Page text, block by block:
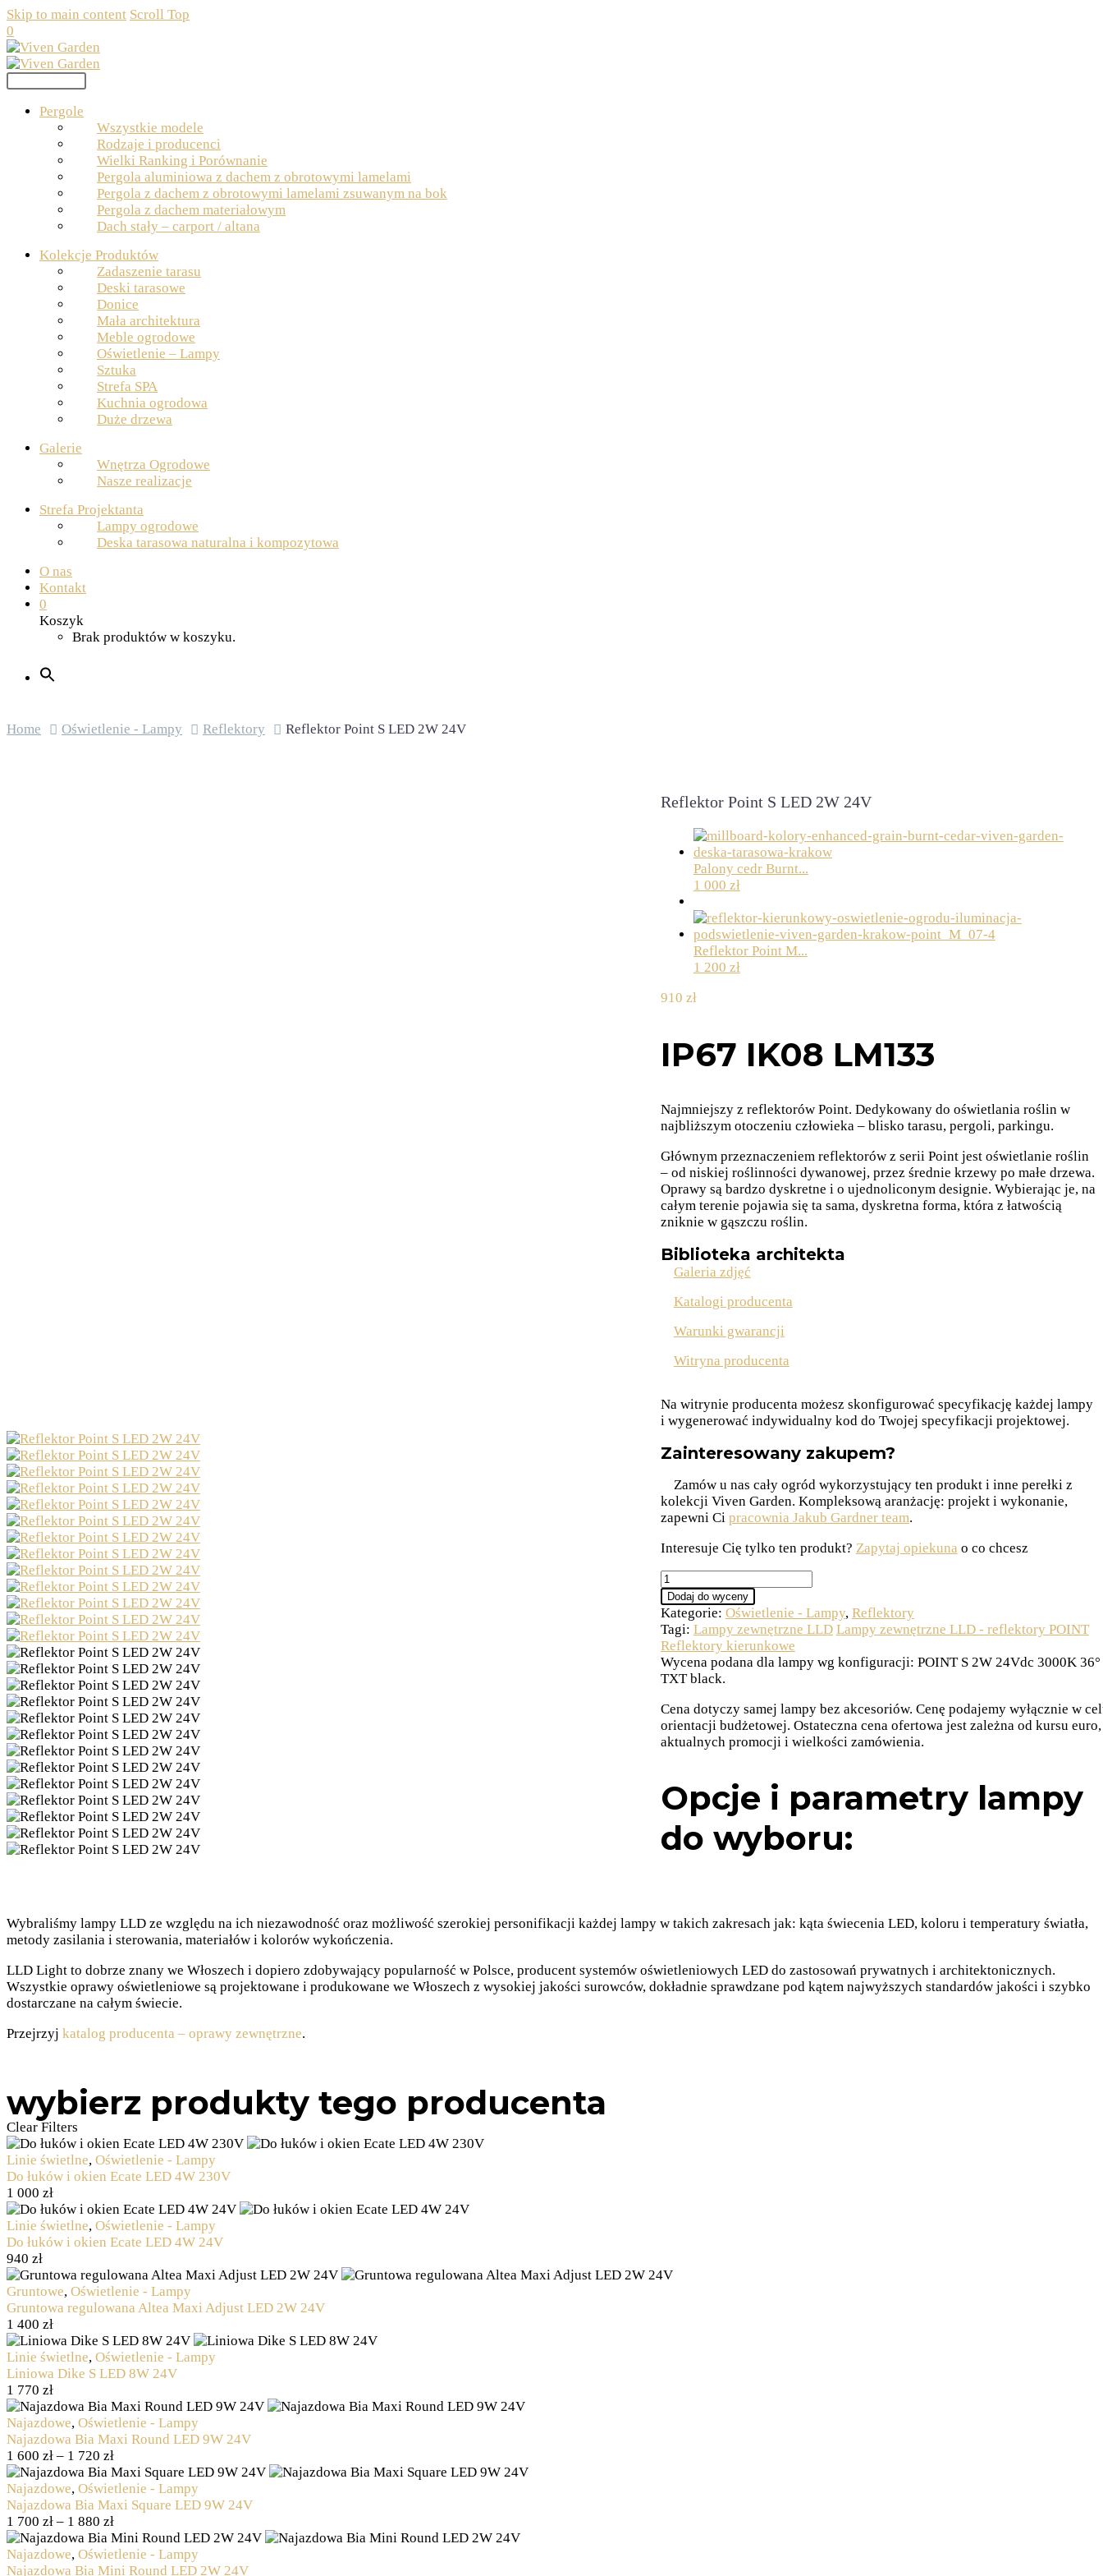
Skip to main content Scroll Top
0
Pergole
Wszystkie modele
Rodzaje i producenci
Wielki Ranking i Porównanie
Pergola aluminiowa z dachem z obrotowymi lamelami
Pergola z dachem z obrotowymi lamelami zsuwanym na bok
Pergola z dachem materiałowym
Dach stały – carport / altana
Kolekcje Produktów
Zadaszenie tarasu
Deski tarasowe
Donice
Mała architektura
Meble ogrodowe
Oświetlenie – Lampy
Sztuka
Strefa SPA
Kuchnia ogrodowa
Duże drzewa
Galerie
Wnętrza Ogrodowe
Nasze realizacje
Strefa Projektanta
Lampy ogrodowe
Deska tarasowa naturalna i kompozytowa
O nas
Kontakt
0
Koszyk
Brak produktów w koszyku.
Home Oświetlenie - Lampy Reflektory Reflektor Point S LED 2W 24V
Reflektor Point S LED 2W 24V
Palony cedr Burnt...
1 000 zł
Reflektor Point M...
1 200 zł
910 zł
IP67 IK08 LM133
Najmniejszy z reflektorów Point. Dedykowany do oświetlania roślin w
najbliższym otoczeniu człowieka – blisko tarasu, pergoli, parkingu.
Głównym przeznaczeniem reflektorów z serii Point jest oświetlanie roślin
– od niskiej roślinności dywanowej, przez średnie krzewy po małe drzewa.
Oprawy są bardzo dyskretne i o ujednoliconym designie. Wybierając je, na
całym terenie pojawia się ta sama, dyskretna forma, która z łatwością
zniknie w gąszczu roślin.
Biblioteka architekta
Galeria zdjęć
Katalogi producenta
Warunki gwarancji
Witryna producenta
Na witrynie producenta możesz skonfigurować specyfikację każdej lampy
i wygenerować indywidualny kod do Twojej specyfikacji projektowej.
Zainteresowany zakupem?
Zamów u nas cały ogród wykorzystujący ten produkt i inne perełki z
kolekcji Viven Garden. Kompleksową aranżację: projekt i wykonanie,
zapewni Ci pracownia Jakub Gardner team.
Interesuje Cię tylko ten produkt? Zapytaj opiekuna o co chcesz
Dodaj do wyceny
Kategorie: Oświetlenie - Lampy, Reflektory
Tagi: Lampy zewnętrzne LLD Lampy zewnętrzne LLD - reflektory POINT
Reflektory kierunkowe
Wycena podana dla lampy wg konfiguracji: POINT S 2W 24Vdc 3000K 36°
TXT black.
Cena dotyczy samej lampy bez akcesoriów. Cenę podajemy wyłącznie w
orientacji budżetowej. Ostateczna cena ofertowa jest zależna od kursu euro,
aktualnych promocji i wielkości zamówienia.
Opcje i parametry lampy
do wyboru:
Wybraliśmy lampy LLD ze względu na ich niezawodność oraz możliwość szerokiej personifikacji każdej lampy w takich zakresach jak: kąta świecenia LED, koloru i temperatury światła,
metody zasilania i sterowania, materiałów i kolorów wykończenia.
LLD Light to dobrze znany we Włoszech i dopiero zdobywający popularność w Polsce, producent systemów oświetleniowych LED do zastosowań prywatnych i architektonicznych.
Wszystkie oprawy oświetleniowe są projektowane i produkowane we Włoszech z wysokiej jakości surowców, dokładnie sprawdzane pod kątem najwyższych standardów jakości i szybko
dostarczane na całym świecie.
Przejrzyj katalog producenta – oprawy zewnętrzne.
wybierz produkty tego producenta
Clear Filters
Linie świetlne, Oświetlenie - Lampy
Do łuków i okien Ecate LED 4W 230V
1 000 zł
Linie świetlne, Oświetlenie - Lampy
Do łuków i okien Ecate LED 4W 24V
940 zł
Gruntowe, Oświetlenie - Lampy
Gruntowa regulowana Altea Maxi Adjust LED 2W 24V
1 400 zł
Linie świetlne, Oświetlenie - Lampy
Liniowa Dike S LED 8W 24V
1 770 zł
Najazdowe, Oświetlenie - Lampy
Najazdowa Bia Maxi Round LED 9W 24V
1 600 zł – 1 720 zł
Najazdowe, Oświetlenie - Lampy
Najazdowa Bia Maxi Square LED 9W 24V
1 700 zł – 1 880 zł
Najazdowe, Oświetlenie - Lampy
Najazdowa Bia Mini Round LED 2W 24V